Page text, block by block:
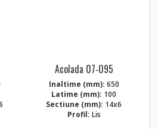
Acolada 07‑095
Inaltime (mm): 650
Latime (mm): 100
Sectiune (mm): 14x6
Profil: Lis